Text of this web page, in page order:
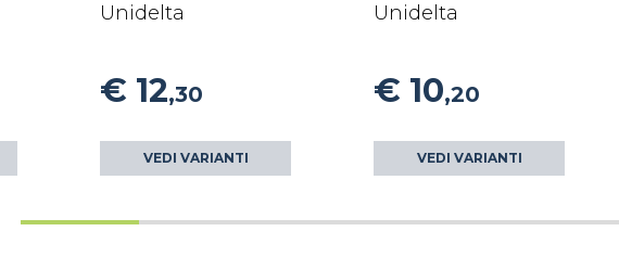
Unidelta
€ 12,30
VEDI VARIANTI
Unidelta
€ 10,20
VEDI VARIANTI